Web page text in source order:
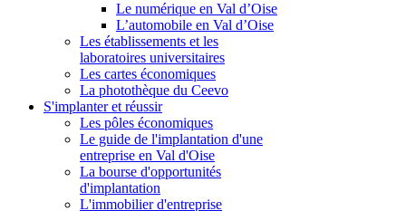
Le numérique en Val d’Oise
L’automobile en Val d’Oise
Les établissements et les
laboratoires universitaires
Les cartes économiques
La photothèque du Ceevo
S'implanter et réussir
Les pôles économiques
Le guide de l'implantation d'une
entreprise en Val d'Oise
La bourse d'opportunités
d'implantation
L'immobilier d'entreprise